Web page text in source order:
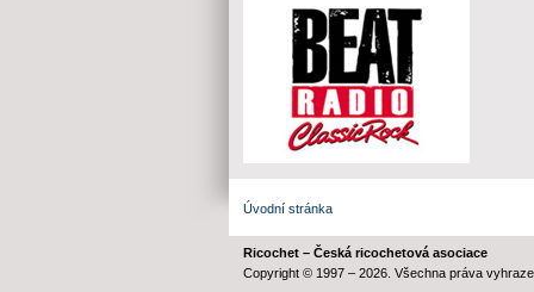
Úvodní stránka
Ricochet – Česká ricochetová asociace
Copyright © 1997 – 2026. Všechna práva